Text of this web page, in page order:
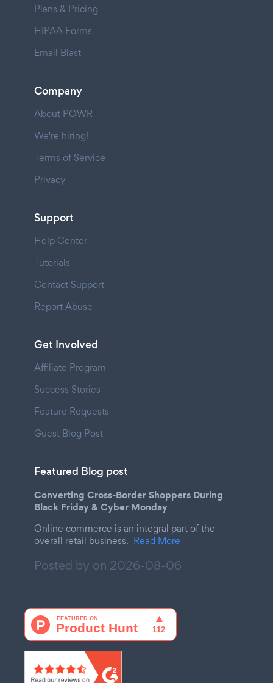
Plans & Pricing
HIPAA Forms
Email Blast
Company
About POWR
We're hiring!
Terms of Service
Privacy
Support
Help Center
Tutorials
Contact Support
Report Abuse
Get Involved
Affiliate Program
Success Stories
Feature Requests
Guest Blog Post
Featured Blog post
Converting Cross-Border Shoppers During
Black Friday & Cyber Monday
Online commerce is an integral part of the
overall retail business. Read More
Posted by on 2026-08-06